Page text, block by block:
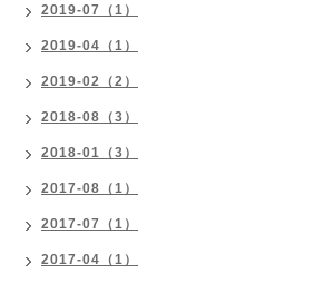
2019-07（1）
2019-04（1）
2019-02（2）
2018-08（3）
2018-01（3）
2017-08（1）
2017-07（1）
2017-04（1）